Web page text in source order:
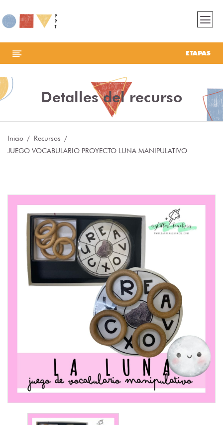
ETAPAS
Detalles del recurso
Inicio
Recursos
JUEGO VOCABULARIO PROYECTO LUNA MANIPULATIVO